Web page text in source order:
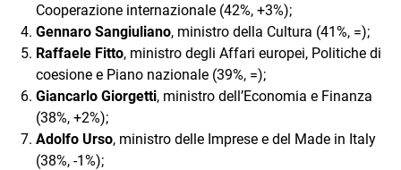
Cooperazione internazionale (42%, +3%);
Gennaro Sangiuliano, ministro della Cultura (41%, =);
Raffaele Fitto, ministro degli Affari europei, Politiche di
coesione e Piano nazionale (39%, =);
Giancarlo Giorgetti, ministro dell’Economia e Finanza
(38%, +2%);
Adolfo Urso, ministro delle Imprese e del Made in Italy
(38%, -1%);